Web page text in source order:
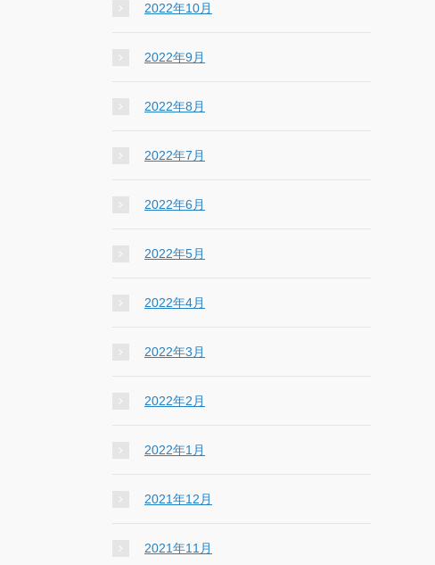
2022年10月
2022年9月
2022年8月
2022年7月
2022年6月
2022年5月
2022年4月
2022年3月
2022年2月
2022年1月
2021年12月
2021年11月